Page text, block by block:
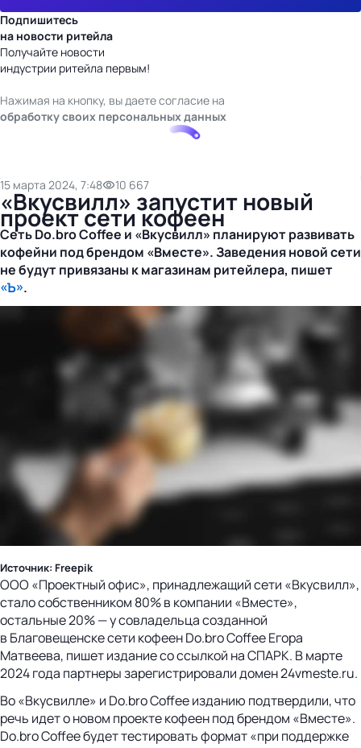
Подпишитесь
на новости ритейла
Получайте новости
индустрии ритейла первым!
Нажимая на кнопку, вы даете согласие на
обработку своих персональных данных
15 марта 2024, 7:48 10 667
«Вкусвилл» запустит новый
проект сети кофеен
Сеть Do.bro Coffee и «Вкусвилл» планируют развивать
кофейни под брендом «Вместе». Заведения новой сети
не будут привязаны к магазинам ритейлера, пишет
«Ъ».
Источник: Freepik
ООО «Проектный офис», принадлежащий сети «Вкусвилл»,
стало собственником 80% в компании «Вместе»,
остальные 20% — у совладельца созданной
в Благовещенске сети кофеен Do.bro Coffee Егора
Матвеева, пишет издание со ссылкой на СПАРК. В марте
2024 года партнеры зарегистрировали домен 24vmeste.ru.
Во «Вкусвилле» и Do.bro Coffee изданию подтвердили, что
речь идет о новом проекте кофеен под брендом «Вместе».
Do.bro Coffee будет тестировать формат «при поддержке